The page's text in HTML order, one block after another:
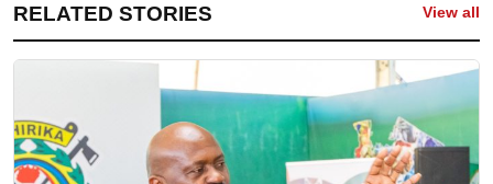
RELATED STORIES View all